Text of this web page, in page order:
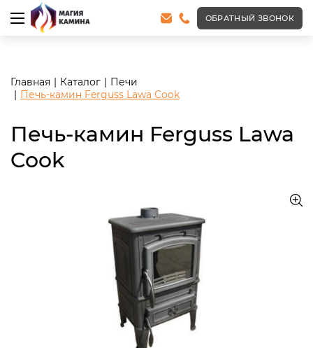
<meta name="robots" content="noindex, follow"/>
ОБРАТНЫЙ ЗВОНОК
Главная Каталог
Печи
Печь-камин Ferguss Lawa Cook
Печь-камин Ferguss Lawa
Cook